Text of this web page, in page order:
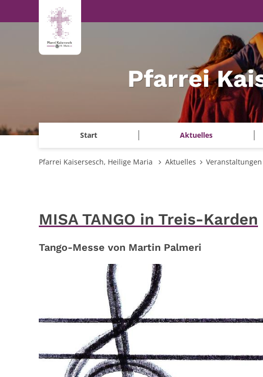
Zum Inhalt springen
Pfarrei
Start Aktuelles
Pfarrei Kaisersesch, Heilige Maria Aktuelles
MISA TANGO in Treis-Karden
Tango-Messe von Martin Palmeri